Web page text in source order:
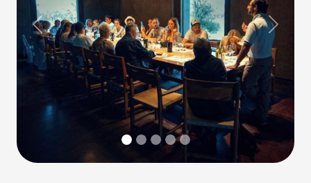
Previous Next